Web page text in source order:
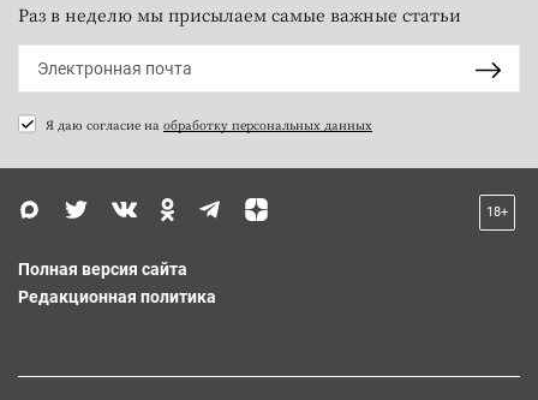
Раз в неделю мы присылаем самые важные статьи
Я даю согласие на обработку персональных данных
18+
Полная версия сайта
Редакционная политика